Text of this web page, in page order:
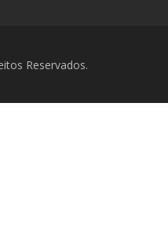
Reservados.